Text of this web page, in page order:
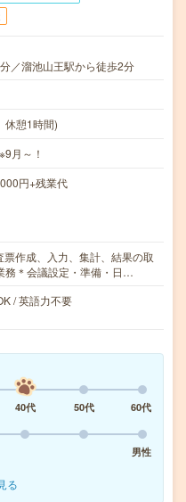
／溜池山王駅から徒歩2分
憩1時間)
月～！
円+残業代
票作成、入力、集計、結果の取
務＊会議設定・準備・日…
/ 英語力不要
40代 50代
60代
男性
る